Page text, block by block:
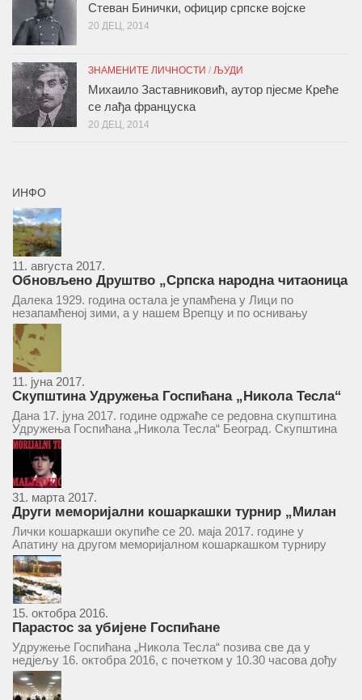
Стеван Бинички, официр српске војске
20 ДЕЦ, 2014
ЗНАМЕНИТЕ ЛИЧНОСТИ / ЉУДИ
Михаило Заставниковић, аутор пјесме Креће
се лађа француска
20 ДЕЦ, 2014
ИНФО
11. августа 2017.
Обновљено Друштво „Српска народна читаоница
и књижница“ у Врепцу
Далека 1929. година остала је упамћена у Лици по
незапамћеној зими, а у нашем Врепцу и по оснивању
Друштва „Српска народна читаоница и књижница у
Врепцу“. Потакнути потребом за културним и духовним
уздизањем група...
11. јуна 2017.
Скупштина Удружења Госпићана „Никола Тесла“
у суботу 17. јуна 2017.
Дана 17. јуна 2017. године одржаће се редовна скупштина
Удружења Госпићана „Никола Тесла“ Београд. Скупштина
ће се одржати у простору ресторана „Тесла“, Савски трг бр.
9 Београд, у 11 часова. За Скупштину је предложен...
31. марта 2017.
Други меморијални кошаркашки турнир „Милан
Маљковић Маљак“ у Апатину 20. маја 2017.
Лички кошаркаши окупиће се 20. маја 2017. године у
Апатину на другом меморијалном кошаркашком турниру
„Милан Маљковић Маљак“. Као и прошле године,
учествоваће екипе Госпића, Личког Осика, Плашког, као и
комбинована екипа кошаркаша из...
15. октобра 2016.
Парастос за убијене Госпићане
Удружење Госпићана „Никола Тесла“ позива све да у
недјељу 16. октобра 2016, с почетком у 10.30 часова дођу
у цркву Светог оца Николаја у Борчи (Улица Вука Караџића
1), гдје ће бити служен парастос за...